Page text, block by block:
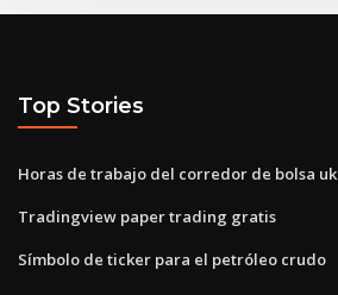
Top Stories
Horas de trabajo del corredor de bolsa uk
Tradingview paper trading gratis
Símbolo de ticker para el petróleo crudo